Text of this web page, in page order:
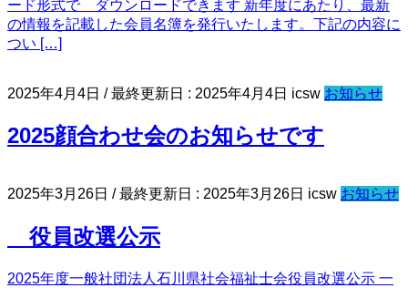
ード形式で ダウンロードできます 新年度にあたり、最新
の情報を記載した会員名簿を発行いたします。下記の内容に
つい […]
2025年4月4日 / 最終更新日 : 2025年4月4日 icsw お知らせ
2025顔合わせ会のお知らせです
2025年3月26日 / 最終更新日 : 2025年3月26日 icsw お知らせ
役員改選公示
2025年度一般社団法人石川県社会福祉士会役員改選公示 一